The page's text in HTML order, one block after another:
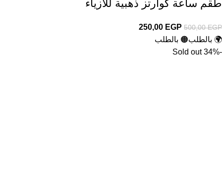
طقم ساعة كوارتز ذهبية للأزياء
500,00EGP
250,00 EGP
🌍 بالطلب🟠 بالطلب
-34%
Sold out